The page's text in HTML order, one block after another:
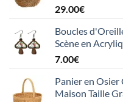
29.00€
Boucles
Scène en
7.00€
Panier en
Maison Taille